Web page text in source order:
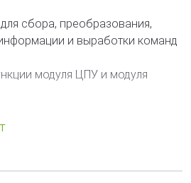
сбора, преобразования,
и выработки команд
модуля ЦПУ и модуля